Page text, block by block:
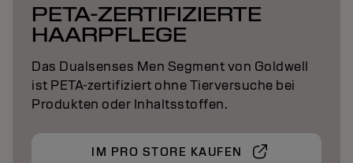
PETA-ZERTIFIZIERTE
HAARPFLEGE
Das Dualsenses Men Segment von Goldwell
ist PETA-zertifiziert ohne Tierversuche bei
Produkten oder Inhaltsstoffen.
IM PRO STORE KAUFEN